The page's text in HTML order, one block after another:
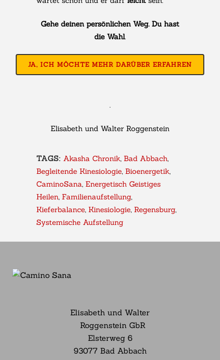
Gehe deinen persönlichen Weg. Du hast
die Wahl.
JA, ICH MÖCHTE MEHR DARÜBER ERFAHREN
.
Elisabeth und Walter Roggenstein
TAGS: Akasha Chronik, Bad Abbach,
Begleitende Kinesiologie, Bioenergetik,
CaminoSana, Energetisch Geistiges
Heilen, Familienaufstellung,
Kieferbalance, Kinesiologie, Regensburg,
Systemische Aufstellung
Elisabeth und Walter
Roggenstein GbR
Elsterweg 6
93077 Bad Abbach